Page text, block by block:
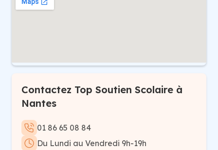
Contactez Top Soutien Scolaire à
Nantes
01 86 65 08 84
Du Lundi au Vendredi 9h-19h